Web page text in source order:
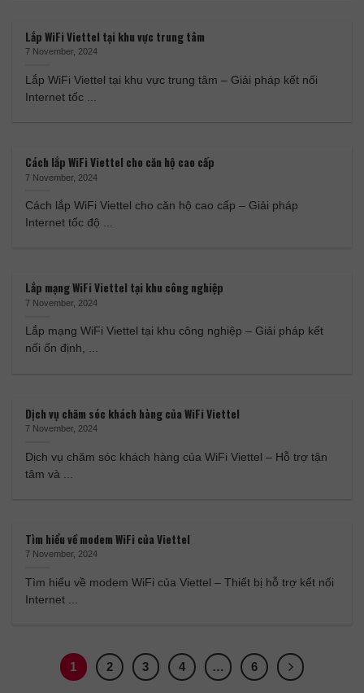
Lắp WiFi Viettel tại khu vực trung tâm
7 November, 2024
Lắp WiFi Viettel tại khu vực trung tâm – Giải pháp kết nối
Internet tốc ...
Cách lắp WiFi Viettel cho căn hộ cao cấp
7 November, 2024
Cách lắp WiFi Viettel cho căn hộ cao cấp – Giải pháp
Internet tốc độ ...
Lắp mạng WiFi Viettel tại khu công nghiệp
7 November, 2024
Lắp mạng WiFi Viettel tại khu công nghiệp – Giải pháp kết
nối ổn định, ...
Dịch vụ chăm sóc khách hàng của WiFi Viettel
7 November, 2024
Dịch vụ chăm sóc khách hàng của WiFi Viettel – Hỗ trợ tận
tâm và ...
Tìm hiểu về modem WiFi của Viettel
7 November, 2024
Tìm hiểu về modem WiFi của Viettel – Thiết bị hỗ trợ kết nối
Internet ...
1 2 3 4 … 6